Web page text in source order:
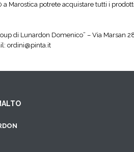
Marostica potrete acquistare tutti i
di Lunardon Domenico” – Via Marsan
ordini@pinta.it